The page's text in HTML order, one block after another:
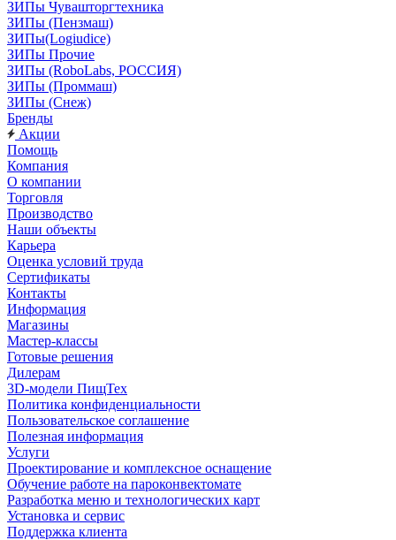
ЗИПы Чувашторгтехника
ЗИПы (Пензмаш)
ЗИПы(Logiudice)
ЗИПы Прочие
ЗИПы (RoboLabs, РОССИЯ)
ЗИПы (Проммаш)
ЗИПы (Снеж)
Бренды
Акции
Помощь
Компания
О компании
Торговля
Производство
Наши объекты
Карьера
Оценка условий труда
Сертификаты
Контакты
Информация
Магазины
Мастер-классы
Готовые решения
Дилерам
3D-модели ПищТех
Политика конфиденциальности
Пользовательское соглашение
Полезная информация
Услуги
Проектирование и комплексное оснащение
Обучение работе на пароконвектомате
Разработка меню и технологических карт
Установка и сервис
Поддержка клиента